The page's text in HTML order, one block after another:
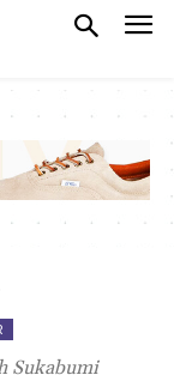
Sukabumi